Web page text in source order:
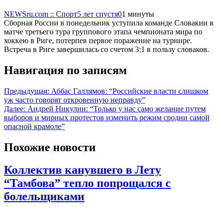
NEWSru.com :: Спорт5 лет спустя01 минуты
Сборная России в понедельник уступила команде Словакии в
матче третьего тура группового этапа чемпионата мира по
хоккею в Риге, потерпев первое поражение на турнире.
Встреча в Риге завершилась со счетом 3:1 в пользу словаков.
Навигация по записям
Предыдущая: Аббас Галлямов: “Российские власти слишком
уж часто говорят откровенную неправду”
Далее: Андрей Никулин: “Только у нас само желание путем
выборов и мирных протестов изменить режим сродни самой
опасной крамоле”
Похожие новости
Коллектив канувшего в Лету
“Тамбова” тепло попрощался с
болельщиками